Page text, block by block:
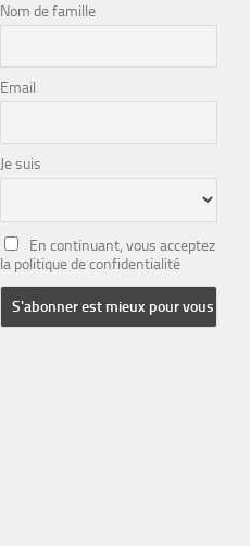
Nom de famille
Email
Je suis
En continuant, vous acceptez
la politique de confidentialité